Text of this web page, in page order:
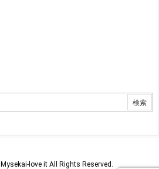
Mysekai-love itAll Rights Reserved.